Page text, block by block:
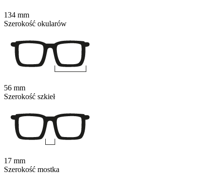
134 mm
Szerokość okularów
56 mm
Szerokość szkieł
17 mm
Szerokość mostka